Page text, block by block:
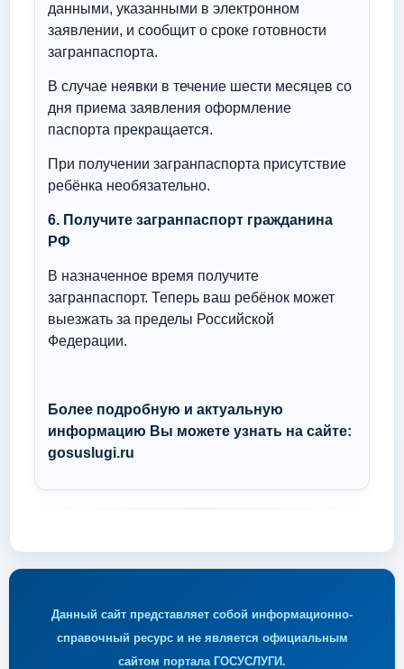
данными, указанными в электронном
заявлении, и сообщит о сроке готовности
загранпаспорта.
В случае неявки в течение шести месяцев со
дня приема заявления оформление
паспорта прекращается.
При получении загранпаспорта присутствие
ребёнка необязательно.
6. Получите загранпаспорт гражданина
РФ
В назначенное время получите
загранпаспорт. Теперь ваш ребёнок может
выезжать за пределы Российской
Федерации.
Более подробную и актуальную
информацию Вы можете узнать на сайте:
gosuslugi.ru
Данный сайт представляет собой информационно-
справочный ресурс и не является официальным
сайтом портала ГОСУСЛУГИ.